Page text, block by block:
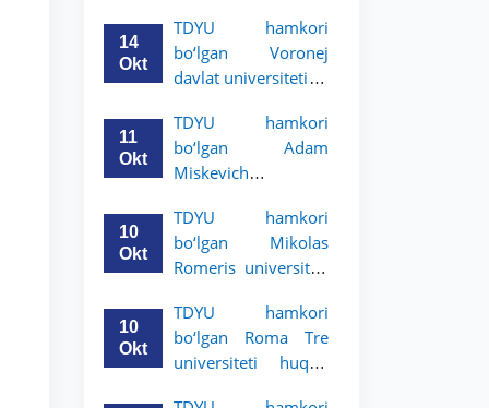
akademik mobillik
dasturini e’lon qildi
14
Okt
TDYU hamkori
bo‘lgan Voronej
davlat universiteti 2-
uchun akademik
mobillik dasturini
e’lon qildi
11
Okt
TDYU hamkori
bo‘lgan Adam
Miskevich
bosqich talabalari
uchun akademik
mobillik dasturini
10
Okt
TDYU hamkori
bo‘lgan Mikolas
Romeris universiteti
uchun akademik
mobillik dasturini
e’lon qildi
10
Okt
TDYU hamkori
bo‘lgan Roma Tre
universiteti huquq